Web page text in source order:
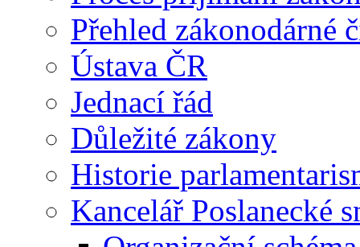
Přehled zákonodárné
Ústava ČR
Jednací řád
Důležité zákony
Historie
Kancelář Poslanecké